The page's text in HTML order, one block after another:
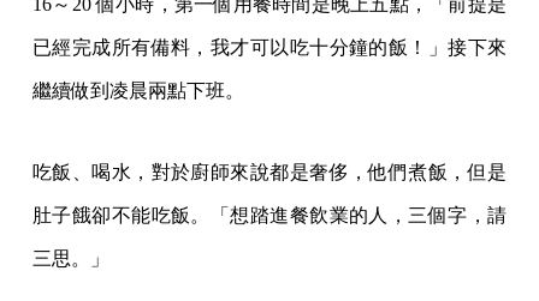
16～20 個小時，第一個用餐時間是晚上五點，「前提是
已經完成所有備料，我才可以吃十分鐘的飯！」接下來
繼續做到凌晨兩點下班。
吃飯、喝水，對於廚師來說都是奢侈，他們煮飯，但是
肚子餓卻不能吃飯。「想踏進餐飲業的人，三個字，請
三思。」